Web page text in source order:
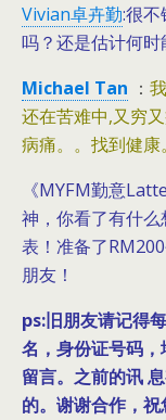
Vivian卓卉勤:很
吗？还是估计何时
Michael Tan ：
还在苦难中,又穷
病痛。。找到健康
《MYFM勤意
神，你看了有什
表！准备了
朋友！
ps:旧朋友请记得
名，身份证号码
留言。之前的讯
的。谢谢合作，祝